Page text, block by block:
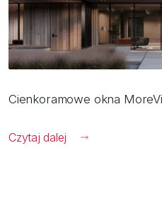
Cienkoramowe okna
Czytaj dalej